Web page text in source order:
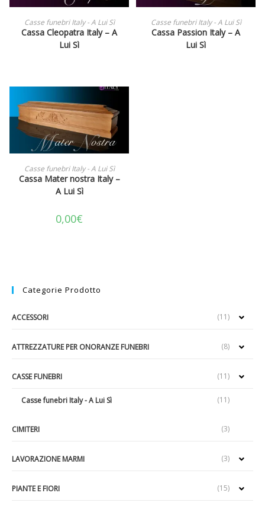
LEGGI TUTTO
Casse funebri Italy - A Lui Sì
Cassa Cleopatra Italy – A
Lui Sì
LEGGI TUTTO
Casse funebri Italy - A Lui Sì
Cassa Passion Italy – A
Lui Sì
AGGIUNGI AL CARRELLO
Casse funebri Italy - A Lui Sì
Cassa Mater nostra Italy –
A Lui Sì
0,00€
Categorie Prodotto
ACCESSORI (11)
ATTREZZATURE PER ONORANZE FUNEBRI (8)
CASSE FUNEBRI (11)
Casse funebri Italy - A Lui Sì (11)
CIMITERI (3)
LAVORAZIONE MARMI (3)
PIANTE E FIORI (15)